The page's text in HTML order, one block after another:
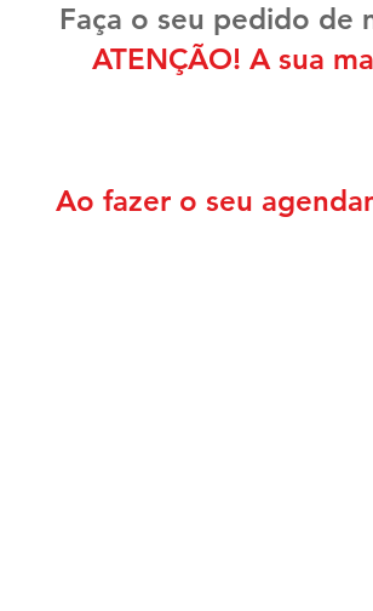
Faça o seu pedido de
ATENÇÃO! A sua
Ao fazer o seu